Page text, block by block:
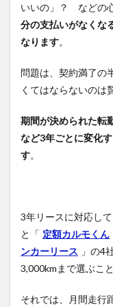
いいの」？ などの
分の支払いがなくな
なります。
問題は、契約満了の
くてはならないのは
期間が決められた転
など3年ごとに変化
す。
3年リースに対応し
と「 定額カルモくん
ンカーリース 」の4
3,000kmまで選ぶこ
それでは、月間走行